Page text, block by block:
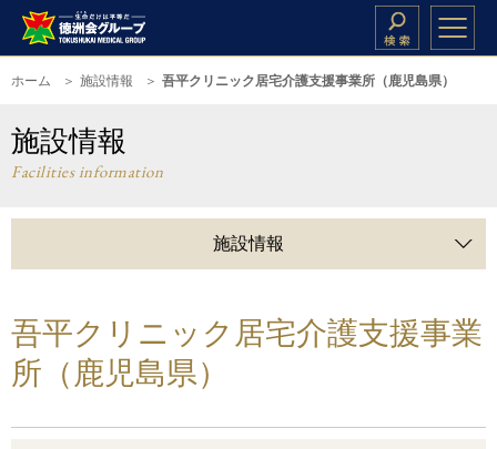
ホーム 施設情報 吾平クリニック居宅介護支援事業所（鹿児島県）
施設情報
Facilities information
施設情報
吾平クリニック居宅介護支援事業
所（鹿児島県）